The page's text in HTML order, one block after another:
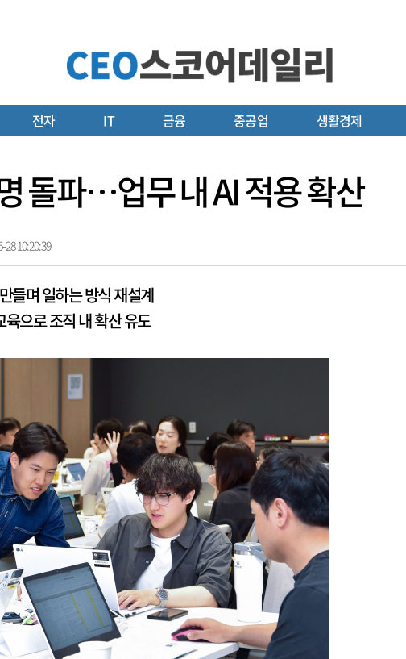
전자 IT 금융 중공업 생활경제
돌파…업무 내 AI 적용 확산
28 10:20:39
들며 일하는 방식 재설계
으로 조직 내 확산 유도